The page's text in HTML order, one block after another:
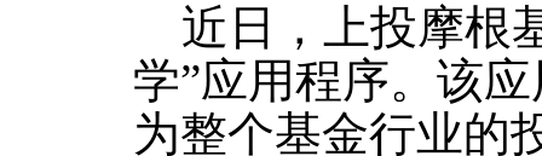
近日，上投摩根
学”应用程序。该
为整个基金行业的